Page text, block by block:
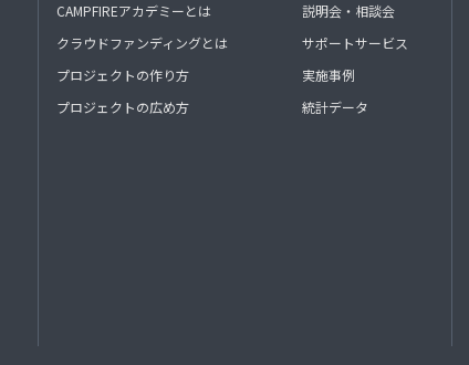
CAMPFIREアカデミーとは
クラウドファンディングとは
プロジェクトの作り方
プロジェクトの広め方
説明会・相談会
サポートサービス
実施事例
統計データ